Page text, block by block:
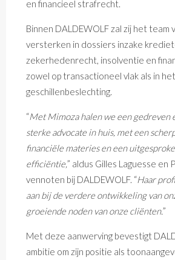
en financieel strafrecht.
Binnen DALDEWOLF zal zij het team
versterken in dossiers inzake
zekerhedenrecht, insolventie en
zowel op transactioneel vlak als in
geschillenbeslechting.
“Met Mimoza halen we een gedreven
sterke advocate in huis, met een
financiële materies en een
efficiëntie,” aldus Gilles Laguesse en
vennoten bij DALDEWOLF. “Haar
aan bij de verdere ontwikkeling van
groeiende noden van onze cliënten.”
Met deze aanwerving bevestigt
ambitie om zijn positie als